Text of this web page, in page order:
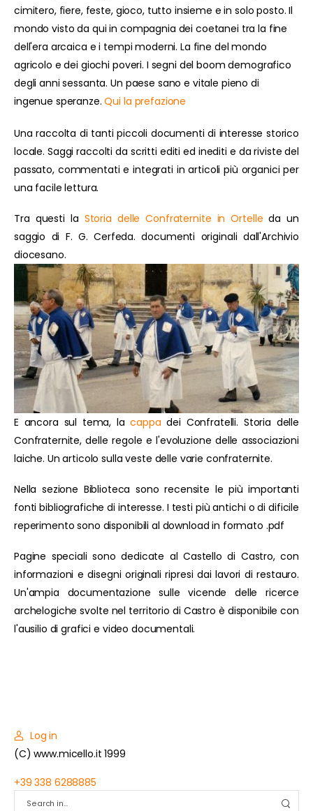
cimitero, fiere, feste, gioco, tutto insieme e in solo posto. Il
mondo visto da qui in compagnia dei coetanei tra la fine
dell'era arcaica e i tempi moderni. La fine del mondo
agricolo e dei giochi poveri. I segni del boom demografico
degli anni sessanta. Un paese sano e vitale pieno di
ingenue speranze.Qui la prefazione
Una raccolta di tanti piccoli documenti di interesse storico
locale. Saggi raccolti da scritti editi ed inediti e da riviste del
passato, commentati e integrati in articoli più organici per
una facile lettura.
Tra questi la Storia delle Confraternite in Ortelle da un
saggio di F. G. Cerfeda. documenti originali dall'Archivio
diocesano.
E ancora sul tema, lacappa dei Confratelli. Storia delle
Confraternite, delle regole e l'evoluzione delle associazioni
laiche. Un articolo sulla veste delle varie confraternite.
Nella sezione Biblioteca sono recensite le più importanti
fonti bibliografiche di interesse. I testi più antichi o di dificile
reperimento sono disponibili al download in formato .pdf
Pagine speciali sono dedicate al Castello di Castro, con
informazioni e disegni originali ripresi dai lavori di restauro.
Un'ampia documentazione sulle vicende delle ricerce
archelogiche svolte nel territorio di Castro è disponibile con
l'ausilio di grafici e video documentali.
Log in
(C) www.micello.it 1999
+39 338 6288885